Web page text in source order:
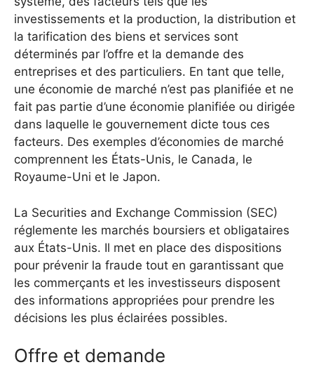
investissements et la production, la distribution et
la tarification des biens et services sont
déterminés par l’offre et la demande des
entreprises et des particuliers. En tant que telle,
une économie de marché n’est pas planifiée et ne
fait pas partie d’une économie planifiée ou dirigée
dans laquelle le gouvernement dicte tous ces
facteurs. Des exemples d’économies de marché
comprennent les États-Unis, le Canada, le
Royaume-Uni et le Japon.
La Securities and Exchange Commission (SEC)
réglemente les marchés boursiers et obligataires
aux États-Unis. Il met en place des dispositions
pour prévenir la fraude tout en garantissant que
les commerçants et les investisseurs disposent
des informations appropriées pour prendre les
décisions les plus éclairées possibles.
Offre et demande